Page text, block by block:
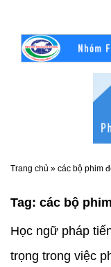
Trang chủ » các bộ phim
Tag: các bộ
Học ngữ pháp
trọng trong việc